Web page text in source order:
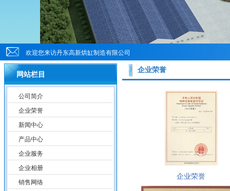
欢迎您来访丹东高新烘缸制造有限公司
网站栏目
公司简介
企业荣誉
新闻中心
产品中心
企业服务
企业相册
销售网络
企业荣誉
企业荣誉